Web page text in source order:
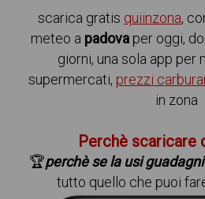
scarica gratis quiinzona,
meteo a padova per oggi,
giorni, una sola app per
supermercati, prezzi
in zona
Perchè scaricare
🏆perchè se la usi
tutto quello che puoi